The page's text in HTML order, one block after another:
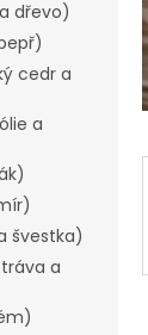
dřevo)
cedr a
a
švestka)
tráva a